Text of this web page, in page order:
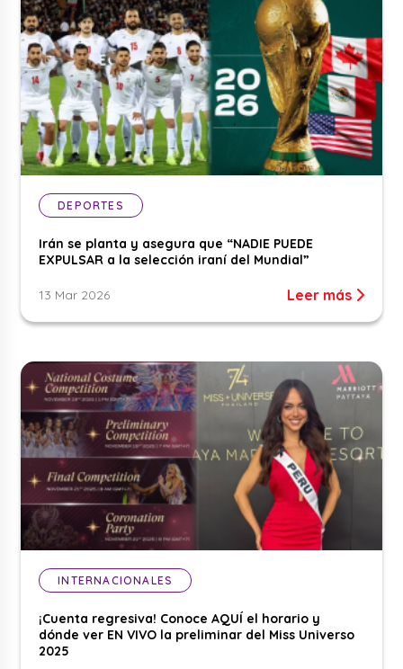
DEPORTES
Irán se planta y asegura que “NADIE PUEDE
EXPULSAR a la selección iraní del Mundial”
13 Mar 2026 Leer más
INTERNACIONALES
¡Cuenta regresiva! Conoce AQUÍ el horario y
dónde ver EN VIVO la preliminar del Miss Universo
2025